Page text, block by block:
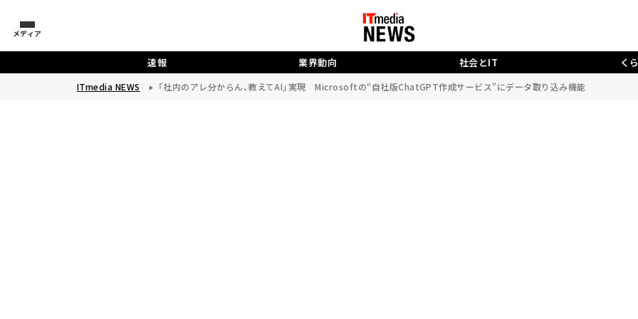
メディア
速報 業界動向 社会とIT く
ITmedia NEWS 「社内のアレ分からん、教えてAI」実現 Microsoftの“自社版ChatGPT作成サービス”にデータ取り込み機能